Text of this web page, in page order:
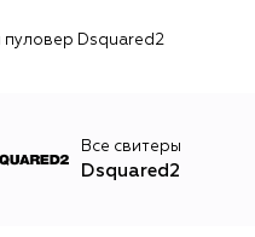
выпускал
Dsquared2
Все свитеры
Dsquared2